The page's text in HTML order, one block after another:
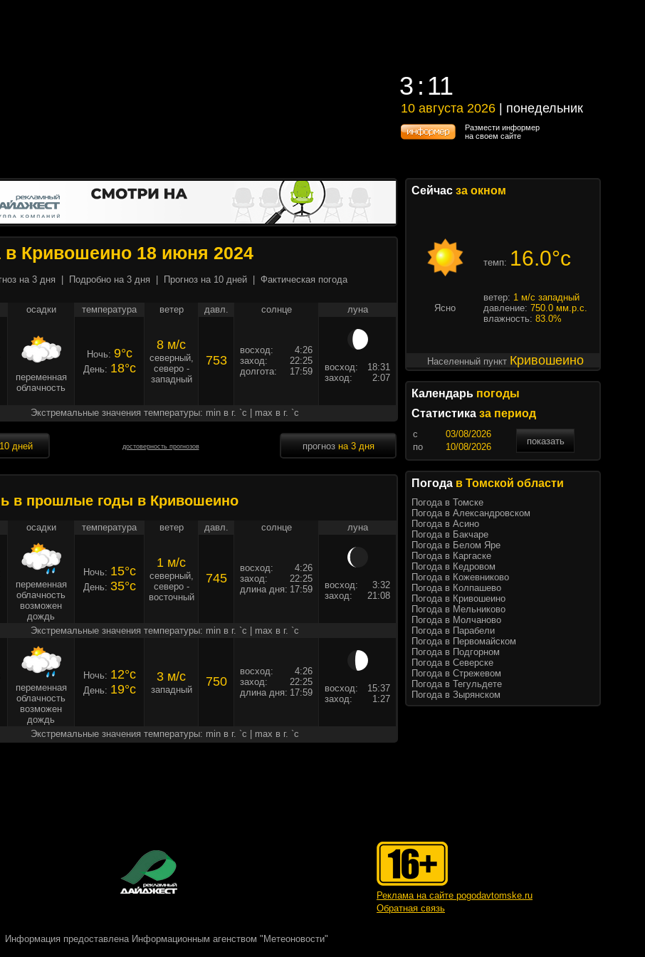
3 11
3 11
10 августа 2026 | понедельник
10 августа 2026 | понедельник
Размести информер
на своем сайте
в Кривошеино 18 июня 2024
на 3 дня Подробно на 3 дня Прогноз на 10 дней Фактическая погода
осадки температура ветер давл. солнце луна
переменная
облачность
Ночь: 9°c
День: 18°c
8 м/c
северный,
северо -
западный
753
восход:
4:26
заход:
22:25
долгота:
17:59 восход:
18:31
заход:
2:07
Экстремальные значения температуры: min в г. `c | max в г. `c
дней достоверность прогнозов прогноз на 3 дня
в прошлые годы в Кривошеино
осадки температура ветер давл. солнце луна
переменная
облачность
возможен
дождь
Ночь: 15°c
День: 35°c
1 м/c
северный,
северо -
восточный
745
восход:
4:26
заход:
22:25
длина дня: 17:59 восход:
3:32
заход:
21:08
Экстремальные значения температуры: min в г. `c | max в г. `c
переменная
облачность
возможен
дождь
Ночь: 12°c
День: 19°c
3 м/c
западный
750
восход:
4:26
заход:
22:25
длина дня: 17:59 восход:
15:37
заход:
1:27
Экстремальные значения температуры: min в г. `c | max в г. `c
Сейчас за окном
темп: 16.0°c
Ясно
ветер: 1 м/с западный
давление: 750.0 мм.р.с.
влажность: 83.0%
Населенный пункт Кривошеино
Календарь погоды
Статистика за период
c
показать
по
Погода в Томской области
Погода в Томске
Погода в Александровском
Погода в Асино
Погода в Бакчаре
Погода в Белом Яре
Погода в Каргаске
Погода в Кедровом
Погода в Кожевниково
Погода в Колпашево
Погода в Кривошеино
Погода в Мельниково
Погода в Молчаново
Погода в Парабели
Погода в Первомайском
Погода в Подгорном
Погода в Северске
Погода в Стрежевом
Погода в Тегульдете
Погода в Зырянском
Реклама на сайте pogodavtomske.ru
Обратная связь
Информация предоставлена Информационным агенством "Метеоновости"